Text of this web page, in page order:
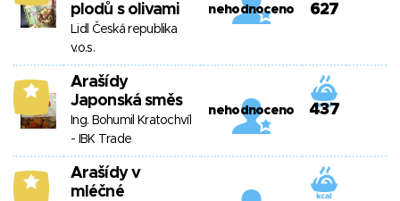
plodů s olivami
Lidl Česká republika
v.o.s.
nehodnoceno 627
6
Arašídy
Japonská směs
Ing. Bohumil Kratochvíl
- IBK Trade
nehodnoceno 437
6
Arašídy v
mléčné